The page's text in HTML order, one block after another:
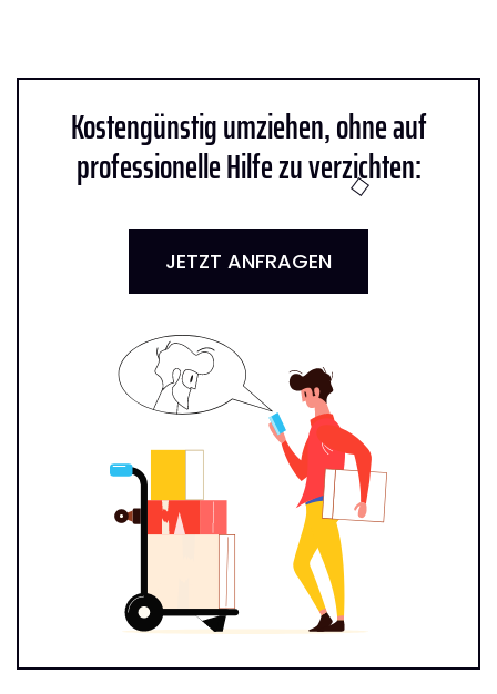
Kostengünstig umziehen, ohne auf
professionelle Hilfe zu verzichten:
JETZT ANFRAGEN